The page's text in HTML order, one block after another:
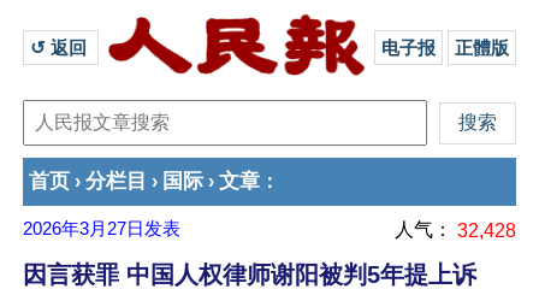
↺ 返回 电子报 正體版
首页 › 分栏目 › 国际 › 文章 ：
2026年3月27日 发表 人气： 32,428
因言获罪 中国人权律师谢阳被判5年提上诉